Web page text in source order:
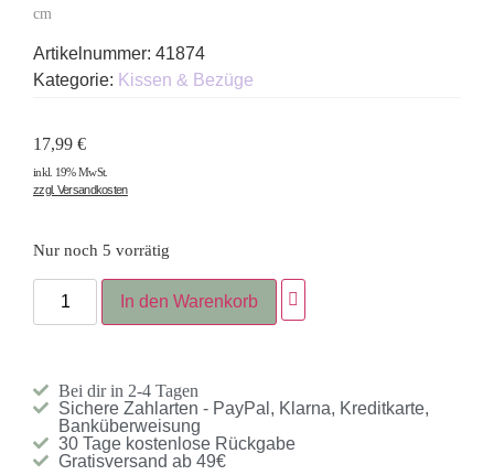
cm
Artikelnummer: 41874
Kategorie: Kissen & Bezüge
17,99 €
inkl. 19% MwSt.
zzgl. Versandkosten
Nur noch 5 vorrätig
In den Warenkorb
Bei dir in 2-4 Tagen
Sichere Zahlarten - PayPal, Klarna, Kreditkarte,
Banküberweisung
30 Tage kostenlose Rückgabe
Gratisversand ab 49€